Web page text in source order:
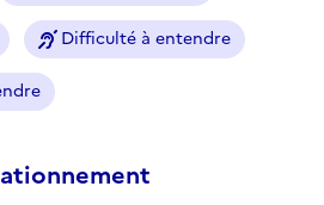
Difficulté à entendre